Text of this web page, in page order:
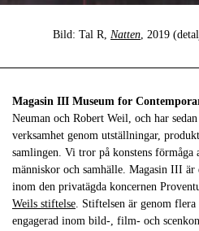
Bild: Tal R, Natten, 2019
Magasin III Museum for
Neuman och Robert Weil, och har
verksamhet genom utställningar,
samlingen. Vi tror på konstens förmåga
människor och samhälle. Magasin III
inom den privatägda koncernen
Weils stiftelse. Stiftelsen är genom
engagerad inom bild-, film- och